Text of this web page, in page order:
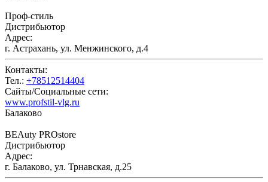
Проф-стиль
Дистрибьютор
Адрес:
г. Астрахань, ул. Менжинского, д.4
Контакты:
Тел.: +78512514404
Сайты/Социальные сети:
www.profstil-vlg.ru
Балаково
ВEAuty PROstore
Дистрибьютор
Адрес:
г. Балаково, ул. Трнавская, д.25